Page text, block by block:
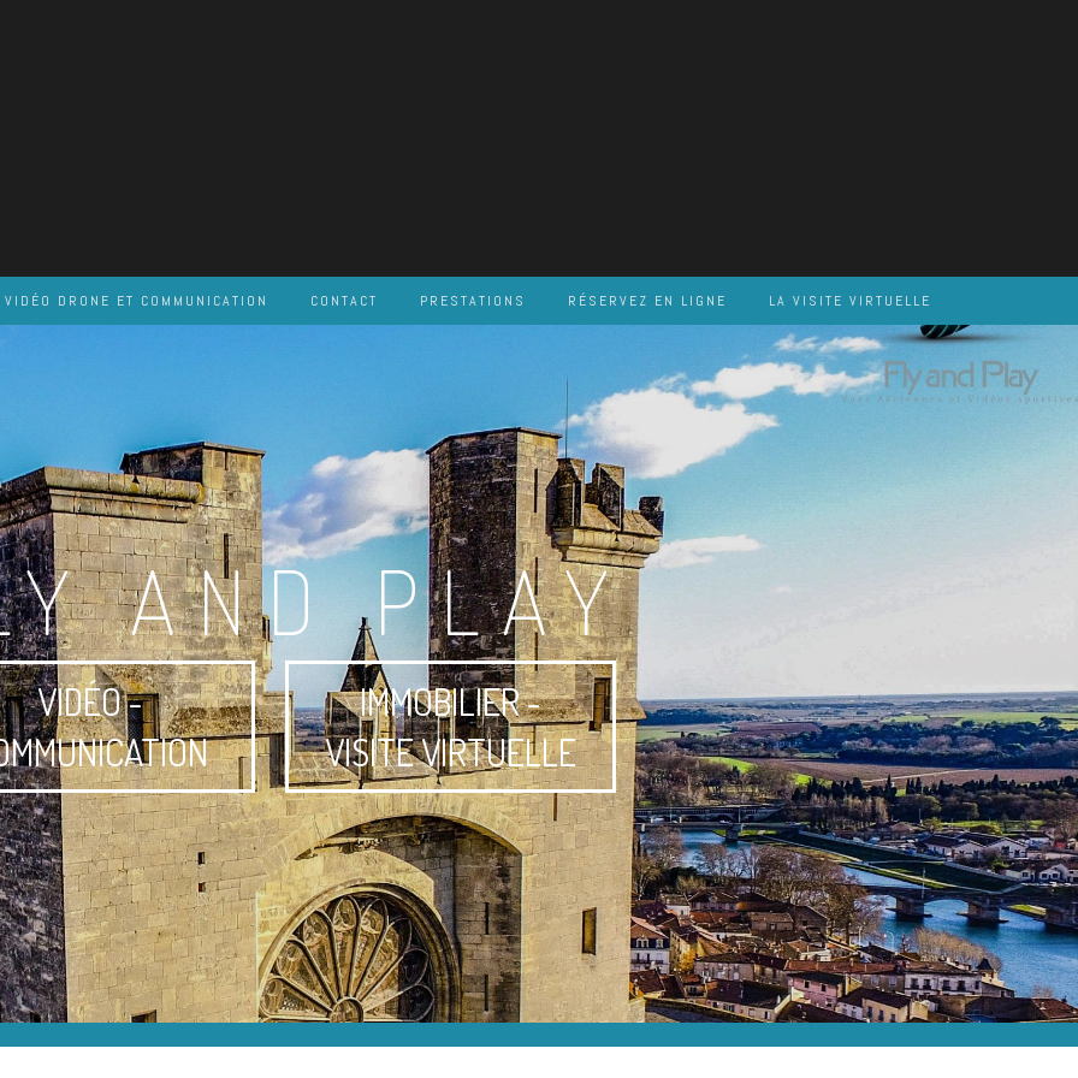
VIDÉO DRONE ET COMMUNICATION CONTACT PRESTATIONS RÉSERVEZ EN LIGNE LA VISITE VIRTUELLE
AND PLAY
VIDÉO -
IMMOBILIER -
VISITE VIRTUELLE